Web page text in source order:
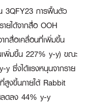
3QFY23 การฟื้นตัว
ยได้จากสื่อ OOH
กสื่อเคลื่อนที่เพิ่มขึ้น
เพิ่มขึ้น 227% y-y) ขณะ
y ซึ่งได้แรงหนุนจากราย
สูงขึ้นภายใต้ Rabbit
ลดลง 44% y-y